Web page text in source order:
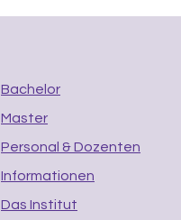
Bachelor
Master
Personal & Dozenten
Informationen
Das Institut